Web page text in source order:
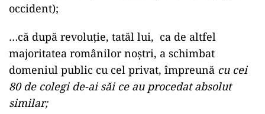
occident);
…că după revoluție, tatăl lui, ca de altfel
majoritatea românilor noștri, a schimbat
domeniul public cu cel privat, împreună cu cei
80 de colegi de-ai săi ce au procedat absolut
similar;